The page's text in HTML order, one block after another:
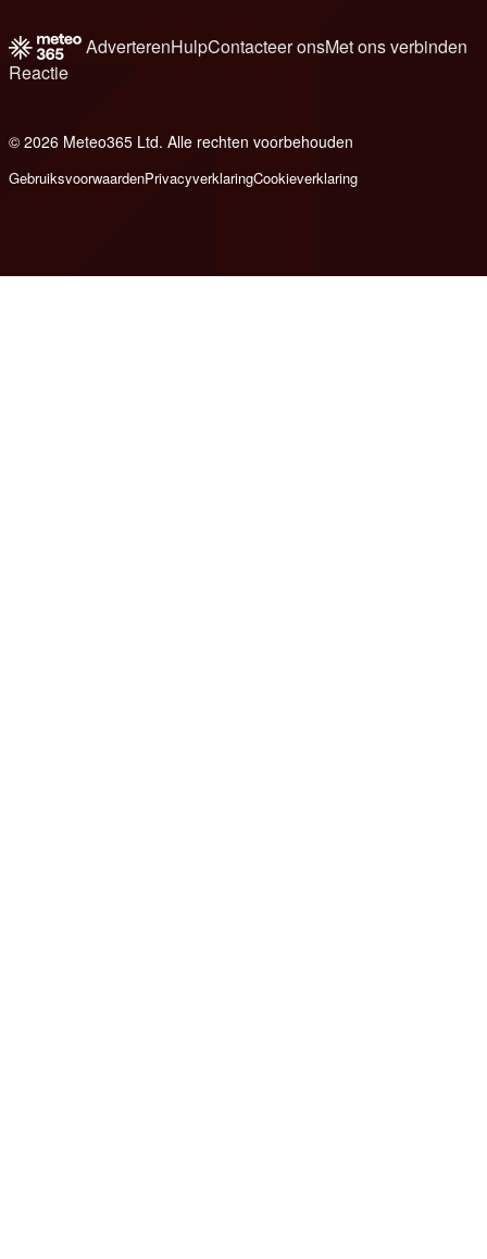
AdverterenHulpContacteer onsMet ons verbinden
Reactie
© 2026 Meteo365 Ltd. Alle rechten voorbehouden
GebruiksvoorwaardenPrivacyverklaringCookieverklaring